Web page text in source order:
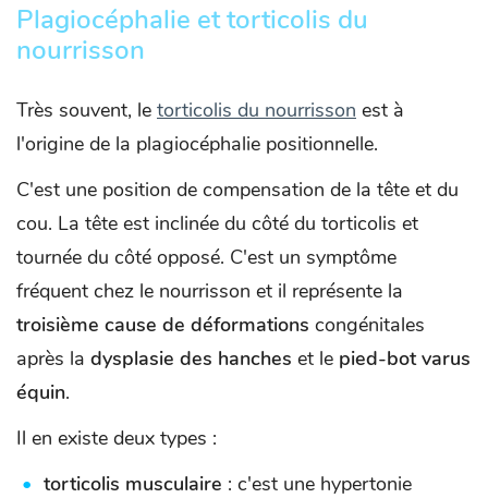
Plagiocéphalie et torticolis du
nourrisson
Très souvent, le torticolis du nourrisson est à
l'origine de la plagiocéphalie positionnelle.
C'est une position de compensation de la tête et du
cou. La tête est inclinée du côté du torticolis et
tournée du côté opposé. C'est un symptôme
fréquent chez le nourrisson et il représente la
troisième cause de déformations congénitales
après la dysplasie des hanches et le pied-bot varus
équin.
Il en existe deux types :
torticolis musculaire : c'est une hypertonie